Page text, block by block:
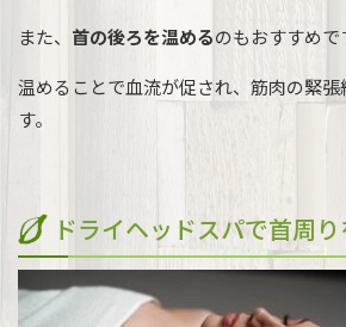
また、 首の後ろを温めるのもおすすめで
温めることで血流が促され、筋肉の緊
す。
ドライヘッドスパで首周